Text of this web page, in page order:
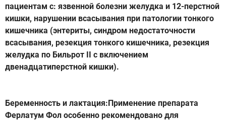
пациентам с: язвенной болезни желудка и 12-перстной
кишки, нарушении всасывания при патологии тонкого
кишечника (энтериты, синдром недостаточности
всасывания, резекция тонкого кишечника, резекция
желудка по Бильрот II с включением
двенадцатиперстной кишки).
Беременность и лактация:Применение препарата
Ферлатум Фол особенно рекомендовано для